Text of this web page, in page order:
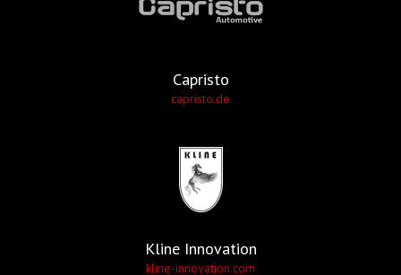
Capristo
capristo.de
Kline Innovation
kline-innovation.com